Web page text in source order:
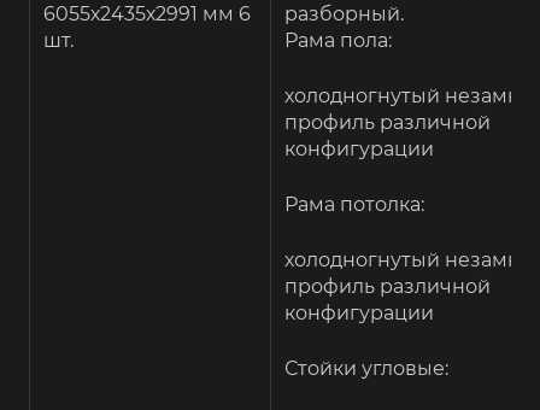
6055х2435х2991 мм 6
шт.
разборный.
Рама пола:
холодногнутый
профиль различной
конфигурации
Рама потолка:
холодногнутый
профиль различной
конфигурации
Стойки угловые: